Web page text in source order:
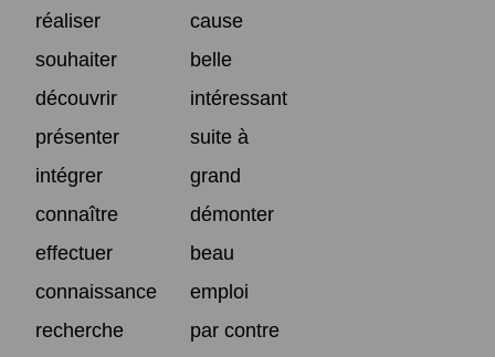
réaliser
cause
souhaiter
belle
découvrir
intéressant
présenter
suite à
intégrer
grand
connaître
démonter
effectuer
beau
connaissance
emploi
recherche
par contre